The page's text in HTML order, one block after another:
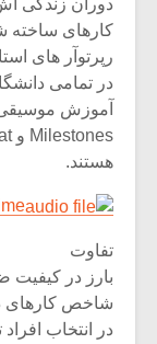
کارهای ساخته
در تمامی
Milestones و So What از جمله این کارها
هستند.
تفاوت
بارز در کیفیت
شاخص کارهای
در انتخاب